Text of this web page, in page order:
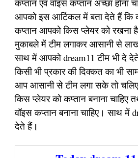
कप्तान एवं वॉइस कप्तान अच्छा होना
आपको इस आर्टिकल में बता देते हैं कि
कप्तान आपको किस प्लेयर को रखना
मुकाबले में टीम लगाकर आसानी से
साथ में आपको dream11 टीम भी दे
किसी भी प्रकार की दिक्कत का भी
आप आसानी से टीम लगा सके तो
किस प्लेयर को कप्तान बनाना चाहिए
वॉइस कप्तान बनाना चाहिए। साथ में
देते हैं।